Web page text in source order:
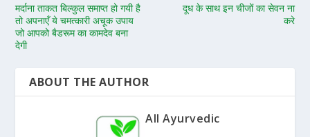
मर्दाना ताकत बिल्कुल समाप्त हो गयी है
तो अपनाएँ ये चमत्कारी अचूक उपाय
जो आपको बैडरूम का कामदेव बना
देगी
दूध के साथ इन चीजों का सेवन ना
करे
ABOUT THE AUTHOR
All Ayurvedic